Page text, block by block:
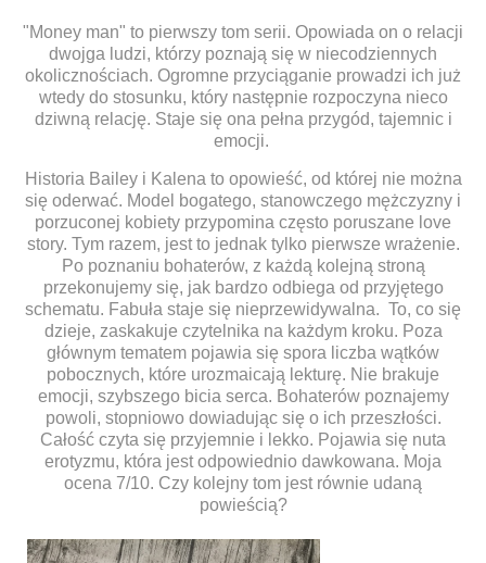
"Money man" to pierwszy tom serii. Opowiada on o relacji
dwojga ludzi, którzy poznają się w niecodziennych
okolicznościach. Ogromne przyciąganie prowadzi ich już
wtedy do stosunku, który następnie rozpoczyna nieco
dziwną relację. Staje się ona pełna przygód, tajemnic i
emocji.
Historia Bailey i Kalena to opowieść, od której nie można
się oderwać. Model bogatego, stanowczego mężczyzny i
porzuconej kobiety przypomina często poruszane love
story. Tym razem, jest to jednak tylko pierwsze wrażenie.
Po poznaniu bohaterów, z każdą kolejną stroną
przekonujemy się, jak bardzo odbiega od przyjętego
schematu. Fabuła staje się nieprzewidywalna. To, co się
dzieje, zaskakuje czytelnika na każdym kroku. Poza
głównym tematem pojawia się spora liczba wątków
pobocznych, które urozmaicają lekturę. Nie brakuje
emocji, szybszego bicia serca. Bohaterów poznajemy
powoli, stopniowo dowiadując się o ich przeszłości.
Całość czyta się przyjemnie i lekko. Pojawia się nuta
erotyzmu, która jest odpowiednio dawkowana. Moja
ocena 7/10. Czy kolejny tom jest równie udaną
powieścią?